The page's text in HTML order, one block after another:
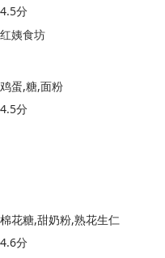
4.5分
红姨食坊
鸡蛋,糖,面粉
4.5分
棉花糖,甜奶粉,熟花生仁
4.6分